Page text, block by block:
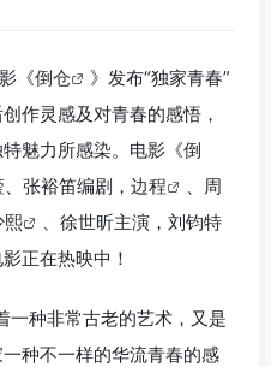
《倒仓
》发布“独家青春”
作灵感及对青春的感悟，
魅力所感染。电影《倒
张裕笛编剧， 边程
、周
熙
、徐世昕主演，刘钧特
正在热映中！
一种非常古老的艺术，又是
种不一样的华流青春的感